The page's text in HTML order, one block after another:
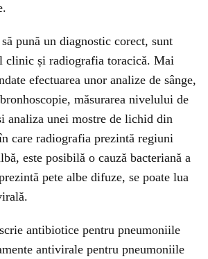
pună un diagnostic corect, sunt
clinic și radiografia toracică. Mai
efectuarea unor analize de sânge,
măsurarea nivelului de
analiza unei mostre de lichid din
care radiografia prezintă regiuni
este posibilă o cauză bacteriană a
pete albe difuze, se poate lua
antibiotice pentru pneumoniile
antivirale pentru pneumoniile